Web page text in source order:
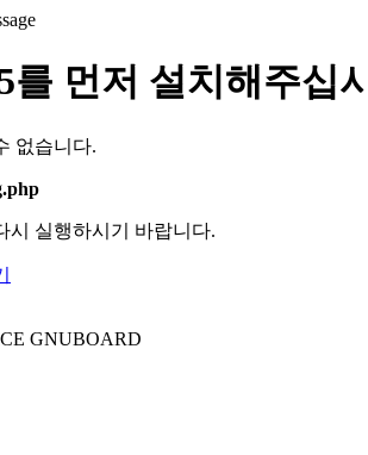
를 먼저 설치해주십
없습니다.
시 실행하시기 바랍니다.
GNUBOARD